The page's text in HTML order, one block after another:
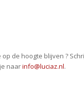
op de hoogte blijven ?
naarinfo@luciaz.nl.